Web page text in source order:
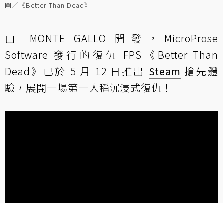
圖／《Better Than Dead》
由 MONTE GALLO 開發，MicroProse
Software 發行的復仇 FPS《Better Than
Dead》已於 5 月 12 日推出 Steam 搶先體
驗，展開一場第一人稱沉浸式復仇！